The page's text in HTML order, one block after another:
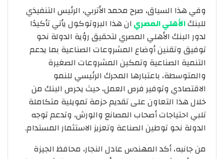
وفي هذا السياق، صرح محمد الأتربي، الرئيس التنفيذي
للبنكالأهلي المصري ان هذا البروتوكول يأتي تأكيدًا
لدور البنك الأهلي المصري لتحقيق رؤية الدولة نحو
توفيق وتقنين أوضاع المشروعات الصناعية بما يدعم
التنمية الصناعية وتمكين المشروعات الصغيرة
والمتوسطة، باعتبارها المحرك الرئيسي للنمو
الاقتصادي وتوفير فرص العمل، حيث يحرص البنك من
خلال هذا التعاون على تقديم حزمة تمويلية متكاملة
تلبي احتياجات أصحاب المصانع والورش، وتدعم توجه
الدولة نحو توطين الصناعة وتعزيز الاستثمار المستدام.
من جانبه، أكد المهندس عادل النجار، محافظ الجيزة